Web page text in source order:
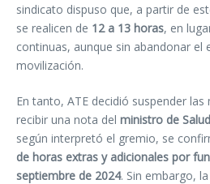
sindicato dispuso que, a partir de
se realicen de 12 a 13 horas, en
continuas, aunque sin abandonar el
movilización.
En tanto, ATE decidió suspender
recibir una nota del ministro de
según interpretó el gremio, se
de horas extras y adicionales por
septiembre de 2024. Sin embargo,